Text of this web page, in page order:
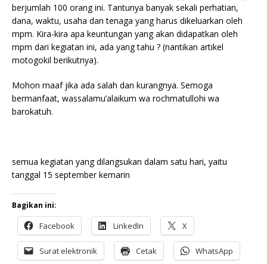
berjumlah 100 orang ini. Tantunya banyak sekali perhatian,
dana, waktu, usaha dan tenaga yang harus dikeluarkan oleh
mpm. Kira-kira apa keuntungan yang akan didapatkan oleh
mpm dari kegiatan ini, ada yang tahu ? (nantikan artikel
motogokil berikutnya).
Mohon maaf jika ada salah dan kurangnya. Semoga
bermanfaat, wassalamu’alaikum wa rochmatullohi wa
barokatuh.
semua kegiatan yang dilangsukan dalam satu hari, yaitu
tanggal 15 september kemarin
Bagikan ini:
Facebook LinkedIn X
Surat elektronik Cetak WhatsApp